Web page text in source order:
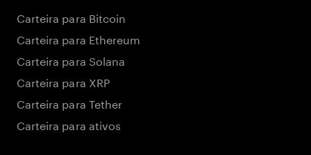
Carteira para Bitcoin
Carteira para Ethereum
Carteira para Solana
Carteira para XRP
Carteira para Tether
Carteira para ativos